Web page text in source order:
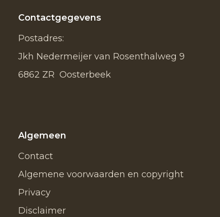
Contactgegevens
Postadres:
Jkh Nedermeijer van Rosenthalweg 9
6862 ZR Oosterbeek
Algemeen
Contact
Algemene voorwaarden en copyright
Privacy
Disclaimer